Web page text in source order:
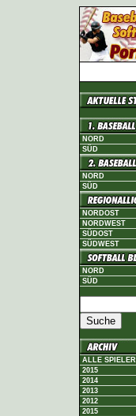
NORD
SÜD
NORD
SÜD
NORDOST
NORDWEST
SÜDOST
SÜDWEST
NORD
SÜD
ALLE SPIELER
2015
2014
2013
2012
2015